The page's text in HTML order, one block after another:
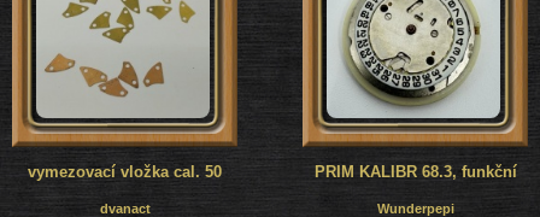
vymezovací vložka cal. 50
dvanact
PRIM KALIBR 68.3, funkční
Wunderpepi